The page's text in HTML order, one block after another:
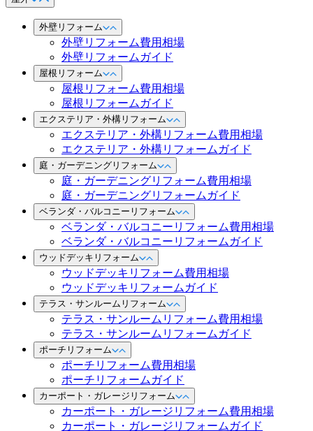
外壁リフォーム
外壁リフォーム費用相場
外壁リフォームガイド
屋根リフォーム
屋根リフォーム費用相場
屋根リフォームガイド
エクステリア・外構リフォーム
エクステリア・外構リフォーム費用相場
エクステリア・外構リフォームガイド
庭・ガーデニングリフォーム
庭・ガーデニングリフォーム費用相場
庭・ガーデニングリフォームガイド
ベランダ・バルコニーリフォーム
ベランダ・バルコニーリフォーム費用相場
ベランダ・バルコニーリフォームガイド
ウッドデッキリフォーム
ウッドデッキリフォーム費用相場
ウッドデッキリフォームガイド
テラス・サンルームリフォーム
テラス・サンルームリフォーム費用相場
テラス・サンルームリフォームガイド
ポーチリフォーム
ポーチリフォーム費用相場
ポーチリフォームガイド
カーポート・ガレージリフォーム
カーポート・ガレージリフォーム費用相場
カーポート・ガレージリフォームガイド